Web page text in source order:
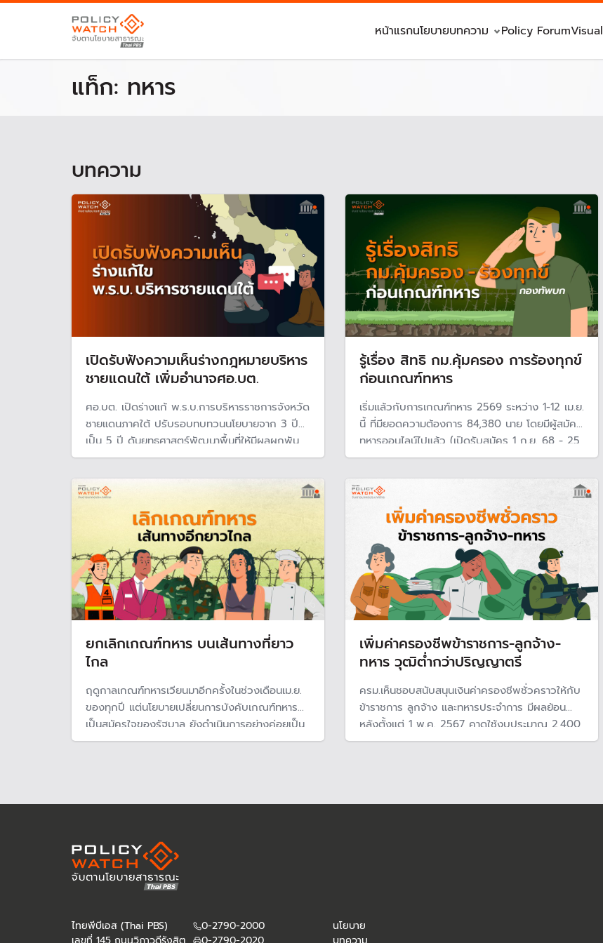
หน้าแรกนโยบายบทความ Policy ForumVisual
แท็ก: ทหาร
บทความ
เปิดรับฟังความเห็นร่างกฎหมายบริหาร
ชายแดนใต้ เพิ่มอำนาจศอ.บต.
ศอ.บต. เปิดร่างแก้ พ.ร.บ.การบริหารราชการจังหวัด
ชายแดนภาคใต้ ปรับรอบทบทวนนโยบายจาก 3 ปี
เป็น 5 ปี ดันยุทธศาสตร์พัฒนาพื้นที่ให้มีผลผูกพัน
หน่วยงานรัฐและการจัดสรรงบประมาณ ขยาย
เสนอความเห็นต่อนายกฯ ได้โดยตรง
รู้เรื่อง สิทธิ กม.คุ้มครอง การร้องทุกข์
ก่อนเกณฑ์ทหาร
เริ่มแล้วกับการเกณฑ์ทหาร 2569 ระหว่าง 1-12 เม.ย.
นี้ ที่มียอดความต้องการ 84,380 นาย โดยมีผู้สมัคร
ทหารออนไลน์ไปแล้ว (เปิดรับสมัคร 1 ก.ย. 68 - 25
ม.ค. 69) 22,062 นาย ซึ่งมากกว่าทุก ๆ ปีที่ผ่านมา
ยกเลิกเกณฑ์ทหาร บนเส้นทางที่ยาว
ไกล
ฤดูกาลเกณฑ์ทหารเวียนมาอีกครั้งในช่วงเดือนเม.ย.
ของทุกปี แต่นโยบายเปลี่ยนการบังคับเกณฑ์ทหาร
เป็นสมัครใจของรัฐบาล ยังดำเนินการอย่างค่อยเป็น
ค่อยไป ตามแผนการปฏิรูปกองทัพของกระทรวง
เพิ่มค่าครองชีพข้าราชการ-ลูกจ้าง-
ทหาร วุฒิต่ำกว่าปริญญาตรี
ครม.เห็นชอบสนับสนุนเงินค่าครองชีพชั่วคราวให้กับ
ข้าราชการ ลูกจ้าง และทหารประจำการ มีผลย้อน
หลังตั้งแต่ 1 พ.ค. 2567 คาดใช้งบประมาณ 2,400
ล้านบาทต่อปี
ไทยพีบีเอส (Thai PBS)
0-2790-2000
นโยบาย